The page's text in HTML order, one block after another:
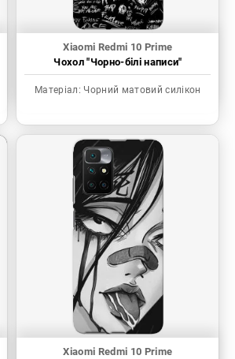
Xiaomi Redmi 10 Prime
Чохол "Чорно-білі написи"
Матеріал: Чорний матовий силікон
Xiaomi Redmi 10 Prime